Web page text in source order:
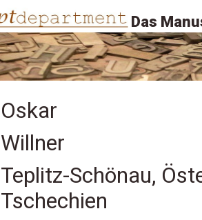
Das
Oskar
Willner
Teplitz-Schönau,
Tschechien